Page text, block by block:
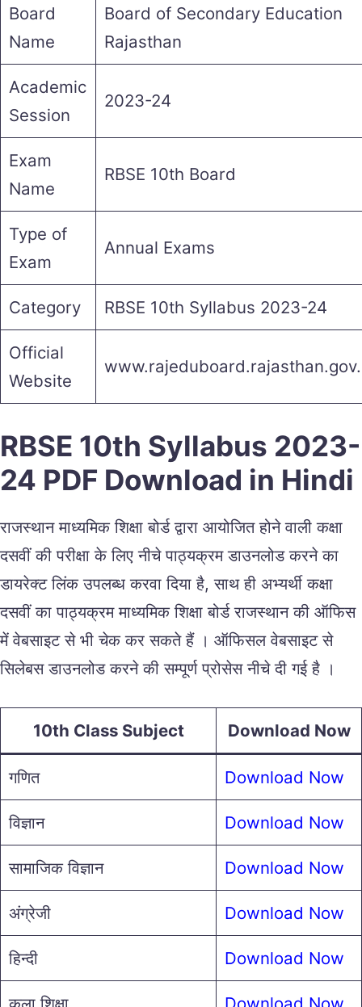
Board
Name
Board of Secondary Education
Rajasthan
Academic
Session
2023-24
Exam
Name
RBSE 10th Board
Type of
Exam
Annual Exams
Category RBSE 10th Syllabus 2023-24
Official
Website
RBSE 10th Syllabus 2023-
24 PDF Download in Hindi
राजस्थान माध्यमिक शिक्षा बोर्ड द्वारा आयोजित होने वाली कक्षा
दसवीं की परीक्षा के लिए नीचे पाठ्यक्रम डाउनलोड करने का
डायरेक्ट लिंक उपलब्ध करवा दिया है, साथ ही अभ्यर्थी कक्षा
दसवीं का पाठ्यक्रम माध्यमिक शिक्षा बोर्ड राजस्थान की ऑफिस
में वेबसाइट से भी चेक कर सकते हैं । ऑफिसल वेबसाइट से
सिलेबस डाउनलोड करने की सम्पूर्ण प्रोसेस नीचे दी गई है ।
10th Class Subject Download Now
गणित Download Now
विज्ञान Download Now
सामाजिक विज्ञान Download Now
अंग्रेजी Download Now
हिन्दी Download Now